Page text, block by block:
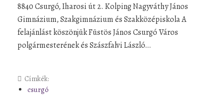
8840 Csurgó, Iharosi út 2. Kolping Nagyváthy János
Gimnázium, Szakgimnázium és Szakközépiskola A
felajánlást köszönjük Füstös János Csurgó Város
polgármesterének és Szászfalvi László…
Címkék:
csurgó